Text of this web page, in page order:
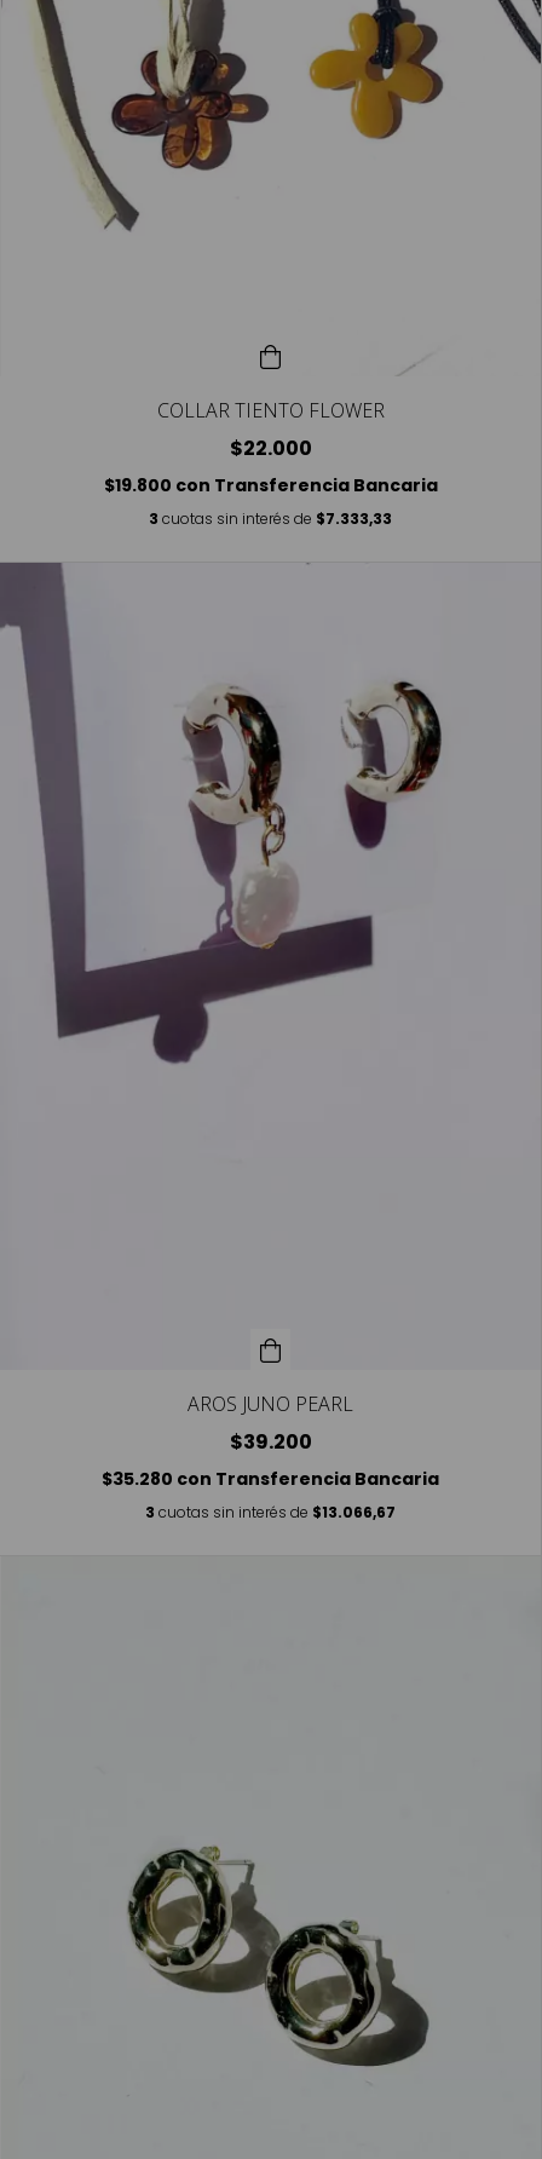
COLLAR TIENTO FLOWER
$22.000
$19.800 con Transferencia Bancaria
3 cuotas sin interés de $7.333,33
AROS JUNO PEARL
$39.200
$35.280 con Transferencia Bancaria
3 cuotas sin interés de $13.066,67